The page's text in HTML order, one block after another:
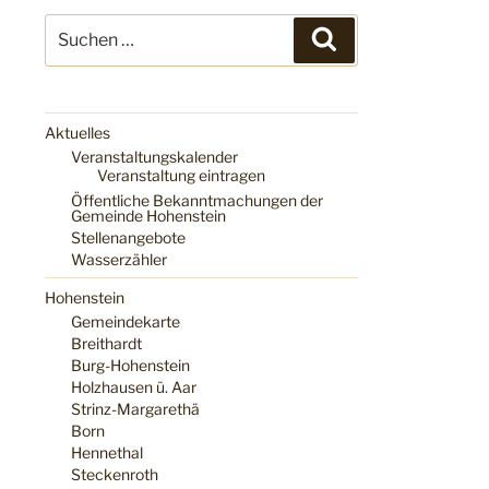
nach:
Aktuelles
Veranstaltungskalender
Veranstaltung eintragen
Öffentliche Bekanntmachungen der
Gemeinde Hohenstein
Stellenangebote
Wasserzähler
Hohenstein
Gemeindekarte
Breithardt
Burg-Hohenstein
Holzhausen ü. Aar
Strinz-Margarethä
Born
Hennethal
Steckenroth